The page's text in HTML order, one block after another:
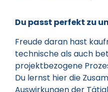
Du passt perfekt zu
Freude daran hast
technische als auch
projektbezogene
Du lernst hier die
Auswirkungen der